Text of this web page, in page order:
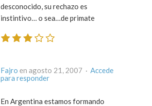
desconocido, su rechazo es
instintivo… o sea…de primate
Fajro en agosto 21, 2007 · Accede
para responder
En Argentina estamos formando